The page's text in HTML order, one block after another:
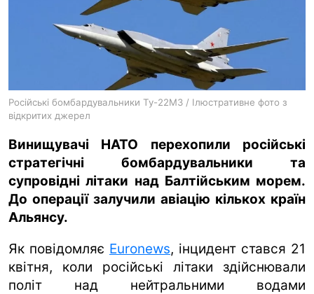
ru en
Російські бомбардувальники Ту-22М3 / Ілюстративне фото з
відкритих джерел
Винищувачі НАТО перехопили російські
стратегічні бомбардувальники та
супровідні літаки над Балтійським морем.
До операції залучили авіацію кількох країн
Альянсу.
Як повідомляє Euronews, інцидент стався 21
квітня, коли російські літаки здійснювали
політ над нейтральними водами